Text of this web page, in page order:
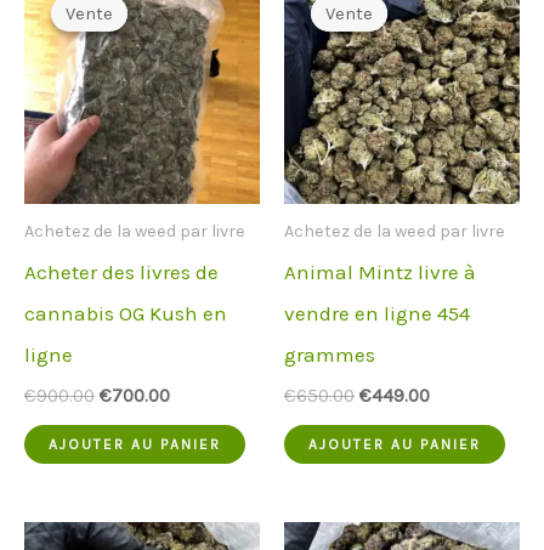
Vente
Vente
Achetez de la weed par livre
Acheter des livres de
cannabis OG Kush en
ligne
€900.00 Le
d'origine
était
€700.00Le
actuel
est
AJOUTER AU PANIER
Vente
Vente
Achetez de la weed par livre
Animal Mintz livre à
vendre en ligne 454
grammes
€650.00 Le
d'origine
était
€449.00Le
actuel
est
AJOUTER AU PANIER